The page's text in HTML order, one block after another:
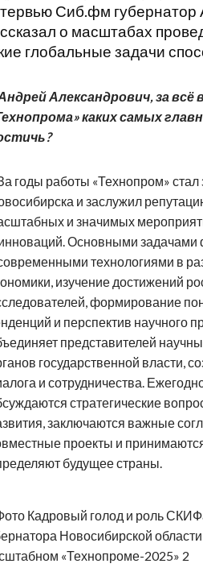
Сиб.фм губернатор
о масштабах
глобальные задачи
Александрович, за всё
каких самых
годы работы «Технопром»
и заслужил
и значимых
Основными задачами
технологиями в
изучение достижений
формирование
и перспектив научного
представителей
государственной власти,
и сотрудничества.
стратегические
заключаются важные
проекты и
будущее страны.